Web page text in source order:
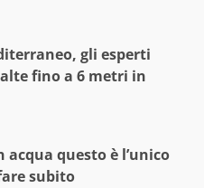
gli esperti
fino a 6 metri in
questo è l’unico
subito